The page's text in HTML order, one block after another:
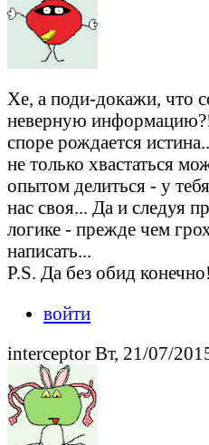
Хе, а поди-докажи, что
неверную
споре рождается
не только хвастаться
опытом делиться - у
нас своя... Да и следуя
логике - прежде чем
написать...
P.S. Да без обид конечно!
войти
interceptor Вт, 21/07/